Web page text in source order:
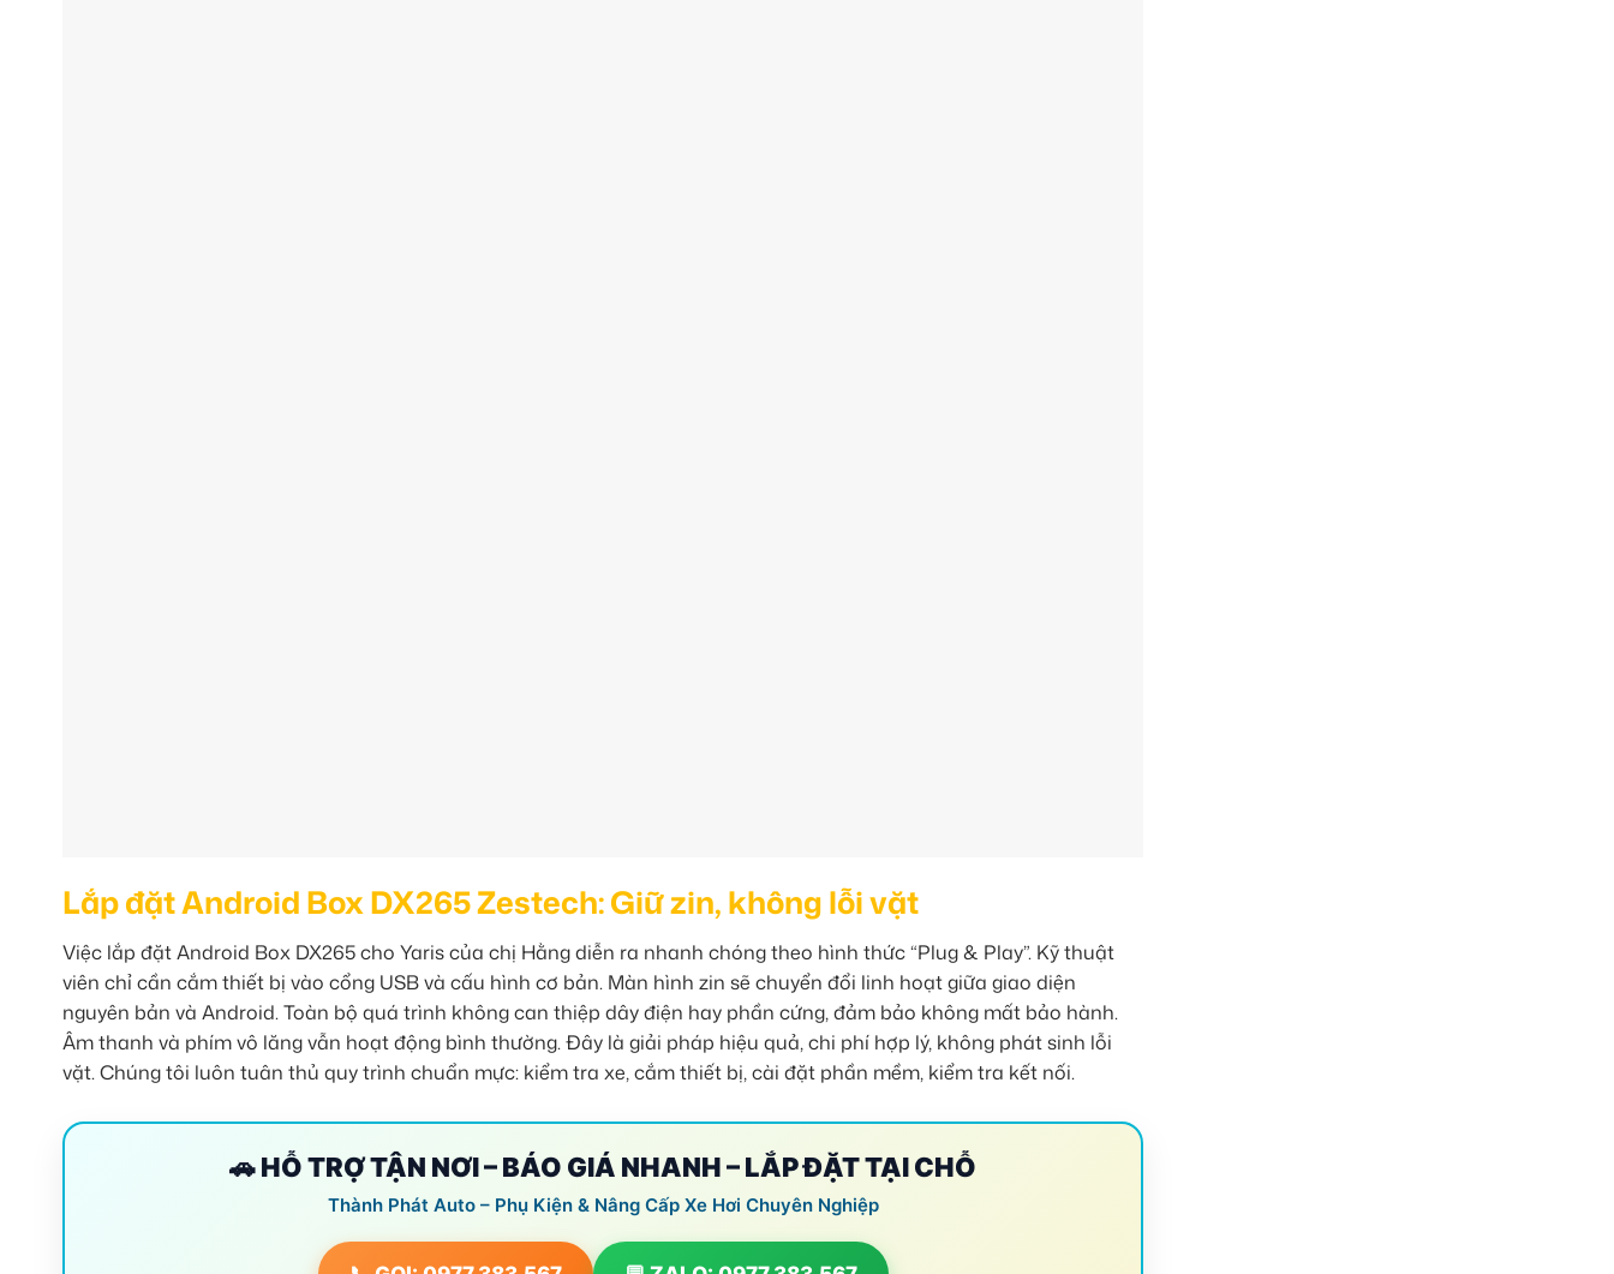
Lắp đặt Android Box DX265 Zestech: Giữ zin, không lỗi vặt
Việc lắp đặt Android Box DX265 cho Yaris của chị Hằng diễn ra nhanh chóng theo hình thức “Plug & Play”. Kỹ thuật
viên chỉ cần cắm thiết bị vào cổng USB và cấu hình cơ bản. Màn hình zin sẽ chuyển đổi linh hoạt giữa giao diện
nguyên bản và Android. Toàn bộ quá trình không can thiệp dây điện hay phần cứng, đảm bảo không mất bảo hành.
Âm thanh và phím vô lăng vẫn hoạt động bình thường. Đây là giải pháp hiệu quả, chi phí hợp lý, không phát sinh lỗi
vặt. Chúng tôi luôn tuân thủ quy trình chuẩn mực: kiểm tra xe, cắm thiết bị, cài đặt phần mềm, kiểm tra kết nối.
🚗 HỖ TRỢ TẬN NƠI – BÁO GIÁ NHANH – LẮP ĐẶT TẠI CHỖ
Thành Phát Auto – Phụ Kiện & Nâng Cấp Xe Hơi Chuyên Nghiệp